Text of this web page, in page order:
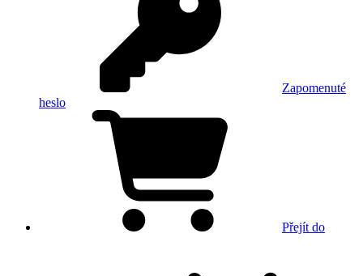
Zapomenuté
heslo
Přejít do